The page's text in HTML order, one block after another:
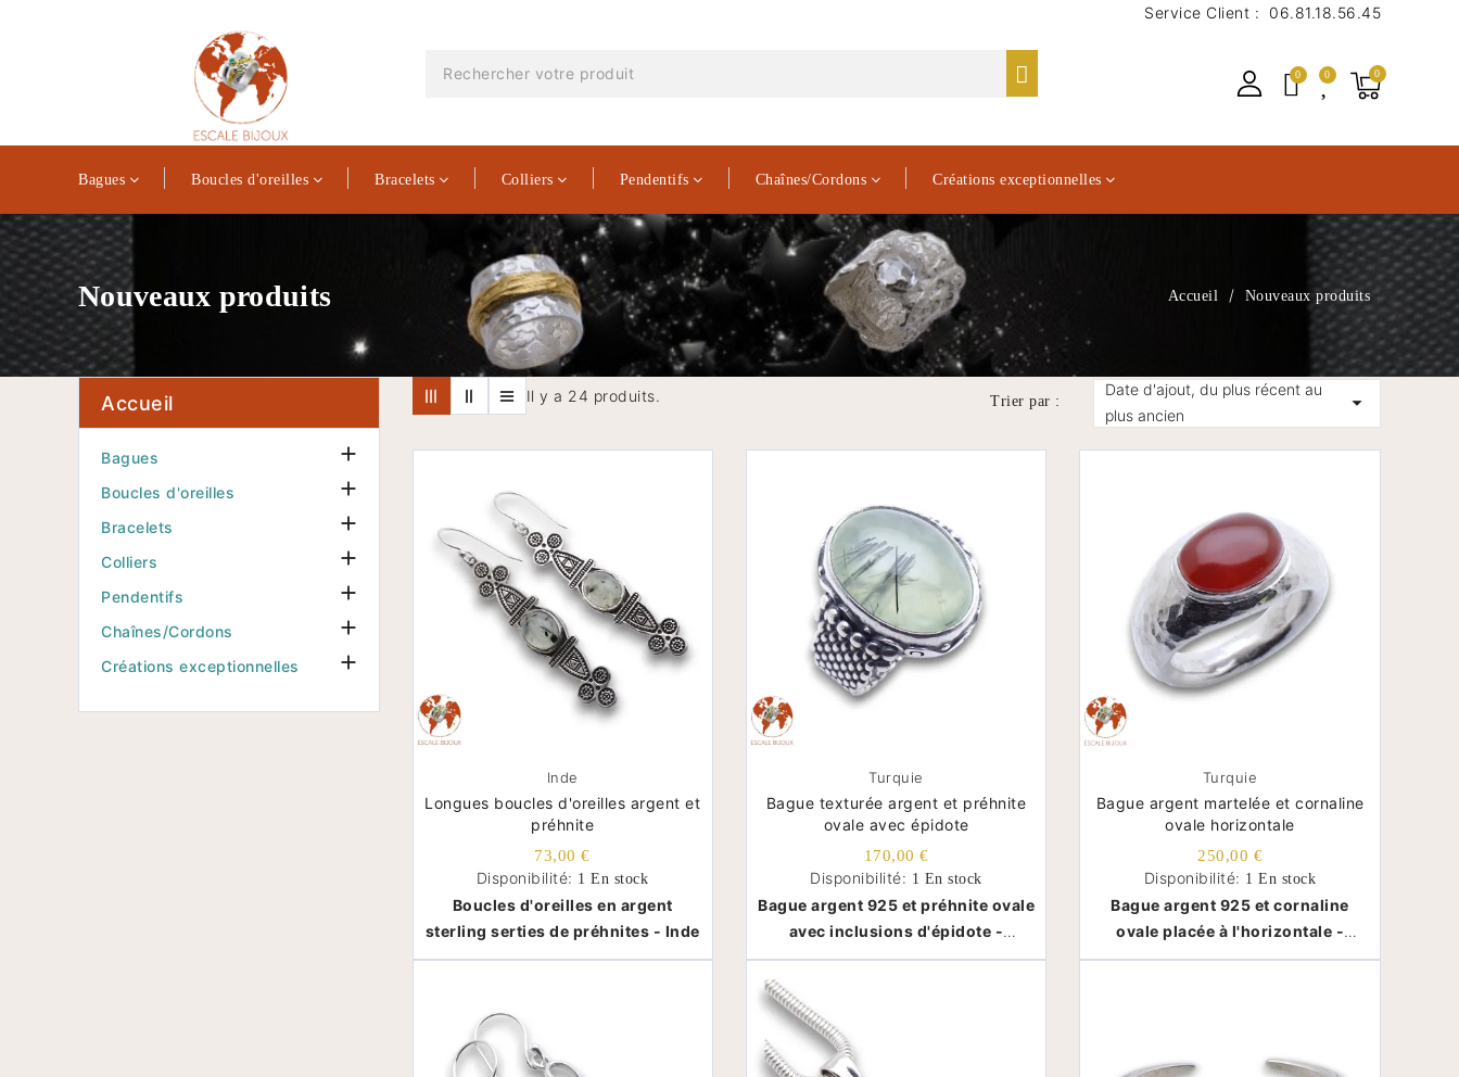
Service Client : 06.81.18.56.45
Bagues Boucles d'oreilles Bracelets Colliers Pendentifs Chaînes/Cordons Créations exceptionnelles
Nouveaux produits Accueil Nouveaux produits
Accueil
Bagues 
Boucles d'oreilles 
Bracelets 
Colliers 
Pendentifs 
Chaînes/Cordons 
Créations exceptionnelles 
Il y a 24 produits. Trier par :
Date d'ajout, du plus récent au
plus ancien

Inde
Longues boucles d'oreilles argent et
préhnite
73,00 €
Disponibilité: 1 En stock
Boucles d'oreilles en argent
sterling serties de préhnites - Inde
Turquie
Bague texturée argent et préhnite
ovale avec épidote
170,00 €
Disponibilité: 1 En stock
Bague argent 925 et préhnite ovale
avec inclusions d'épidote -
Turquie
Turquie
Bague argent martelée et cornaline
ovale horizontale
250,00 €
Disponibilité: 1 En stock
Bague argent 925 et cornaline
ovale placée à l'horizontale -
Turquie